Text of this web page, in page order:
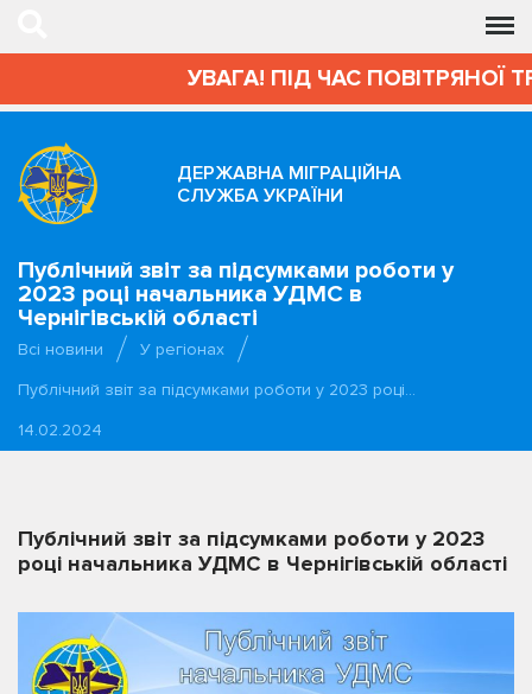
УВАГА! ПІД ЧАС ПОВІТРЯНОЇ
ДЕРЖАВНА МІГРАЦІЙНА
СЛУЖБА УКРАЇНИ
Публічний звіт за підсумками роботи у
2023 році начальника УДМС в
Чернігівській області
Всі новини
У регіонах
Публічний звіт за підсумками роботи у 2023 році…
14.02.2024
Публічний звіт за підсумками роботи у 2023
році начальника УДМС в Чернігівській області